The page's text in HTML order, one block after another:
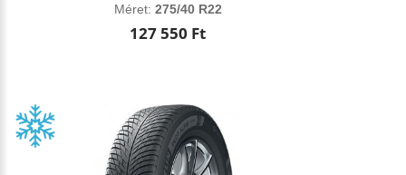
Méret: 275/40 R22
127 550 Ft